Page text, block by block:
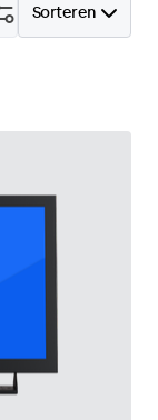
Sorteren